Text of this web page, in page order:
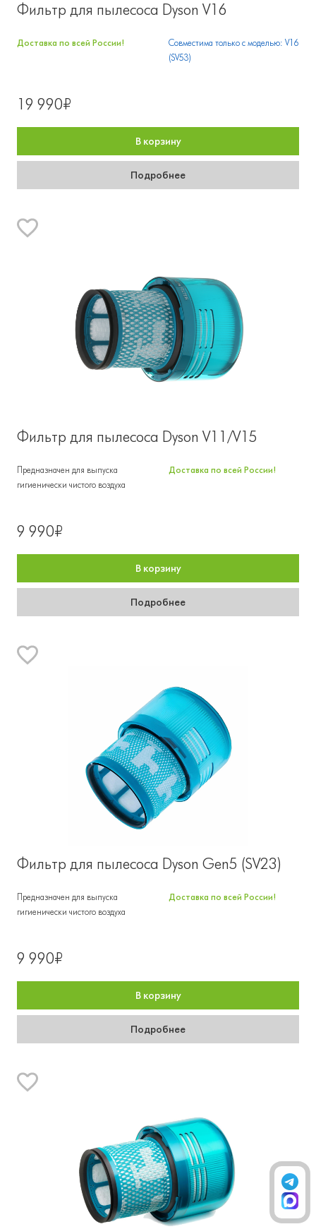
Фильтр для пылесоса Dyson V16
Доставка по всей России!
Совместима только с моделью: V16
(SV53)
19 990₽
В корзину
Подробнее
Фильтр для пылесоса Dyson V11/V15
Предназначен для выпуска
гигиенически чистого воздуха
Доставка по всей России!
9 990₽
В корзину
Подробнее
Фильтр для пылесоса Dyson Gen5 (SV23)
Предназначен для выпуска
гигиенически чистого воздуха
Доставка по всей России!
9 990₽
В корзину
Подробнее